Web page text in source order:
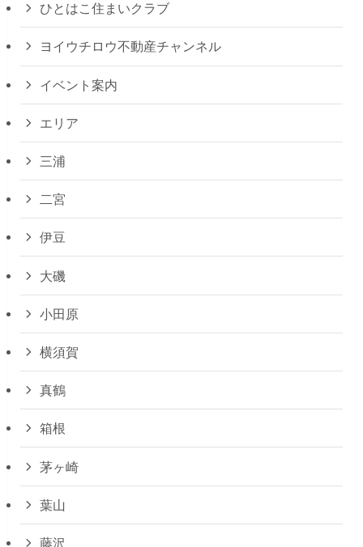
ひとはこ住まいクラブ
ヨイウチロウ不動産チャンネル
イベント案内
エリア
三浦
二宮
伊豆
大磯
小田原
横須賀
真鶴
箱根
茅ヶ崎
葉山
藤沢